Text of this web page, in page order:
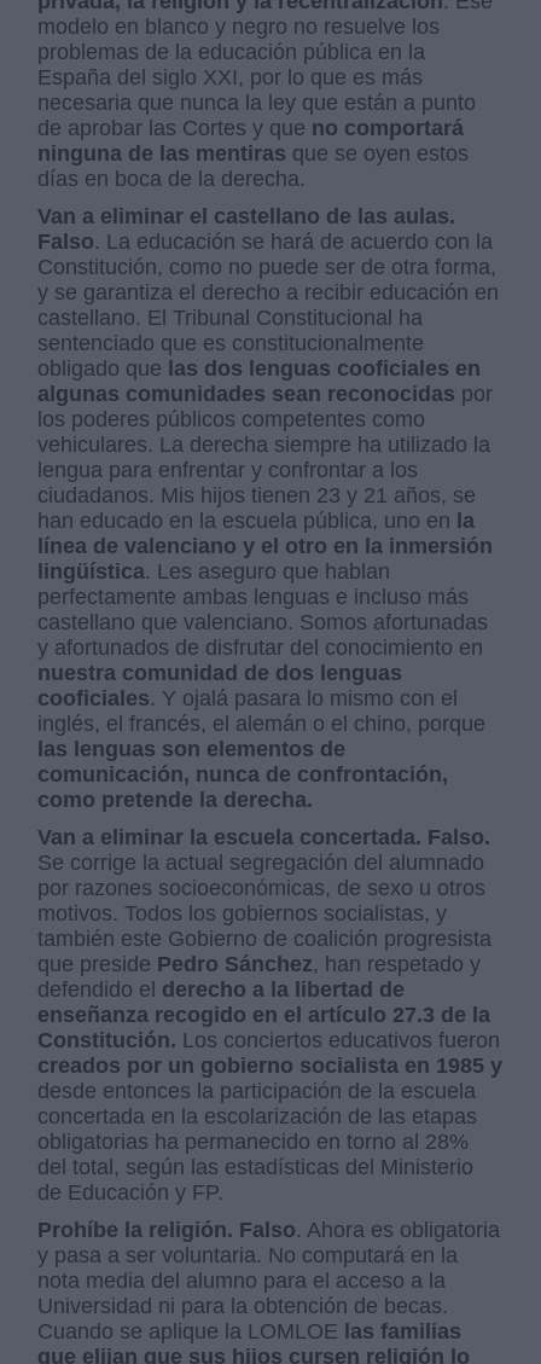
modelo en blanco y negro no resuelve los
problemas de la educación pública en la
España del siglo XXI, por lo que es más
necesaria que nunca la ley que están a punto
de aprobar las Cortes y que no comportará
ninguna de las mentiras que se oyen estos
días en boca de la derecha.
Van a eliminar el castellano de las aulas.
Falso. La educación se hará de acuerdo con la
Constitución, como no puede ser de otra forma,
y se garantiza el derecho a recibir educación en
castellano. El Tribunal Constitucional ha
sentenciado que es constitucionalmente
obligado que las dos lenguas cooficiales en
algunas comunidades sean reconocidas por
los poderes públicos competentes como
vehiculares. La derecha siempre ha utilizado la
lengua para enfrentar y confrontar a los
ciudadanos. Mis hijos tienen 23 y 21 años, se
han educado en la escuela pública, uno en la
línea de valenciano y el otro en la inmersión
lingüística. Les aseguro que hablan
perfectamente ambas lenguas e incluso más
castellano que valenciano. Somos afortunadas
y afortunados de disfrutar del conocimiento en
nuestra comunidad de dos lenguas
cooficiales. Y ojalá pasara lo mismo con el
inglés, el francés, el alemán o el chino, porque
las lenguas son elementos de
comunicación, nunca de confrontación,
como pretende la derecha.
Van a eliminar la escuela concertada. Falso.
Se corrige la actual segregación del alumnado
por razones socioeconómicas, de sexo u otros
motivos. Todos los gobiernos socialistas, y
también este Gobierno de coalición progresista
que preside Pedro Sánchez, han respetado y
defendido el derecho a la libertad de
enseñanza recogido en el artículo 27.3 de la
Constitución. Los conciertos educativos fueron
creados por un gobierno socialista en 1985 y
desde entonces la participación de la escuela
concertada en la escolarización de las etapas
obligatorias ha permanecido en torno al 28%
del total, según las estadísticas del Ministerio
de Educación y FP.
Prohíbe la religión. Falso. Ahora es obligatoria
y pasa a ser voluntaria. No computará en la
nota media del alumno para el acceso a la
Universidad ni para la obtención de becas.
Cuando se aplique la LOMLOE las familias
que elijan que sus hijos cursen religión lo